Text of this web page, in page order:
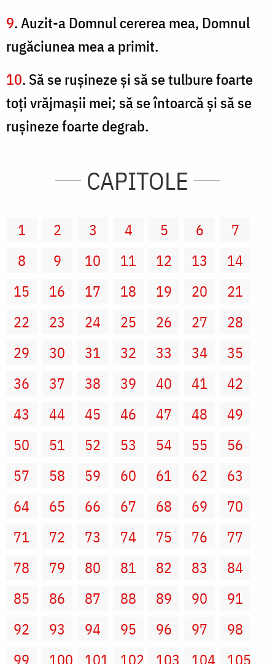
9. Auzit-a Domnul cererea mea, Domnul
rugăciunea mea a primit.
10. Să se ruşineze şi să se tulbure foarte
toţi vrăjmaşii mei; să se întoarcă şi să se
ruşineze foarte degrab.
CAPITOLE
1 2 3 4 5 6
7
8
9 10 11 12 13
14
15
16 17 18 19 20
21
22
23 24 25 26 27
28
29
30 31 32 33 34
35
36
37 38 39 40 41
42
43
44 45 46 47 48
49
50
51 52 53 54 55
56
57
58 59 60 61 62
63
64
65 66 67 68 69
70
71
72 73 74 75 76
77
78
79 80 81 82 83
84
85
86 87 88 89 90
91
92
93 94 95 96 97
98
99
100 101 102 103 104 105